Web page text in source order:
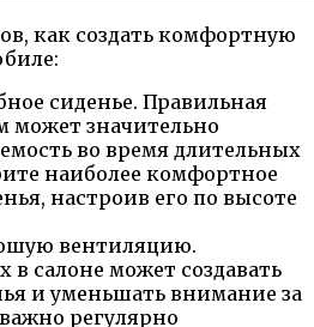
как создать комфортную
сиденье. Правильная
может значительно
во время длительных
наиболее комфортное
настроив его по высоте
вентиляцию.
в салоне может создавать
и уменьшать внимание за
регулярно